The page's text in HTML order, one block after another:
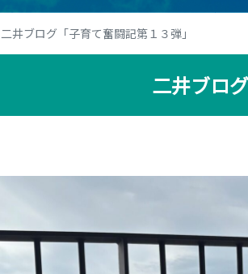
二井ブログ「子育て奮闘記第１３弾」
二井ブロ